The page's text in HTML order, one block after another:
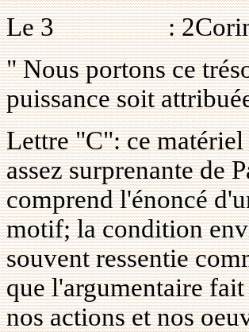
Le3
:
" Nous portons ce
puissance soit
Lettre "C": ce
assez surprenante de
comprend l'énoncé
motif; la condition
souvent ressentie
que l'argumentaire
nos actions et nos